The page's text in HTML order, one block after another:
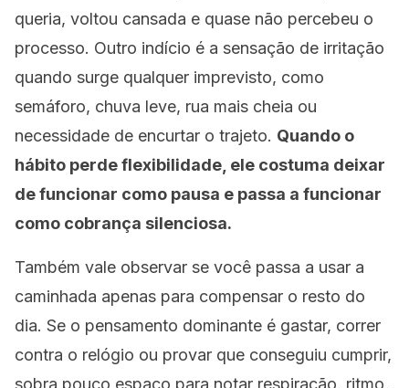
queria, voltou cansada e quase não percebeu o
processo. Outro indício é a sensação de irritação
quando surge qualquer imprevisto, como
semáforo, chuva leve, rua mais cheia ou
necessidade de encurtar o trajeto. Quando o
hábito perde flexibilidade, ele costuma deixar
de funcionar como pausa e passa a funcionar
como cobrança silenciosa.
Também vale observar se você passa a usar a
caminhada apenas para compensar o resto do
dia. Se o pensamento dominante é gastar, correr
contra o relógio ou provar que conseguiu cumprir,
sobra pouco espaço para notar respiração, ritmo,